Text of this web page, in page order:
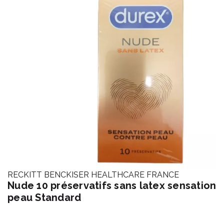
RECKITT BENCKISER HEALTHCARE FRANCE
Nude 10 préservatifs sans latex sensation
peau Standard